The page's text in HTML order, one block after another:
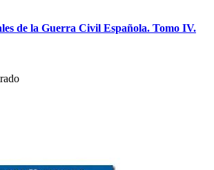
de la Guerra Civil Española. Tomo IV.